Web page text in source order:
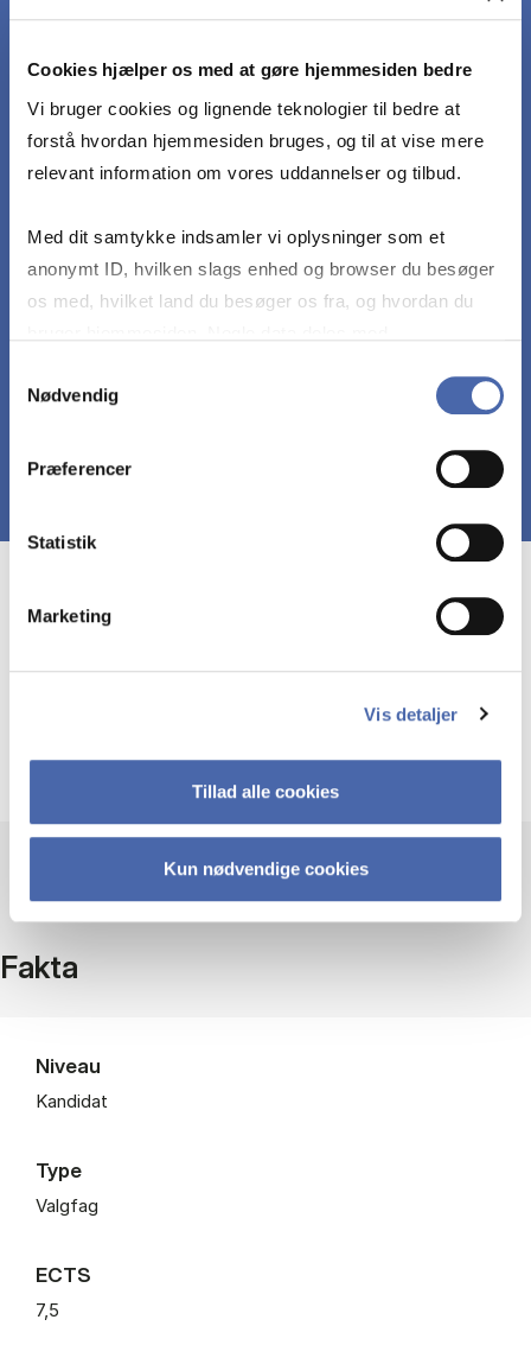
Cookies hjælper os med at gøre hjemmesiden bedre
Vi bruger cookies og lignende teknologier til bedre at
forstå hvordan hjemmesiden bruges, og til at vise mere
relevant information om vores uddannelser og tilbud.
Med dit samtykke indsamler vi oplysninger som et
anonymt ID, hvilken slags enhed og browser du besøger
os med, hvilket land du besøger os fra, og hvordan du
markedsføring. Du bestemmer selv - og kan altid trække
Nødvendig
Præferencer
Statistik
Marketing
Vis detaljer
Tillad alle cookies
Kun nødvendige cookies
identificere juridiske problemstillinger i konkrete
af problemstillingen samt foreslå foranstaltninger
til at imødekomme retsstridigheder eller på anden
måde forbedre konkrete parters retsstilling, idet
der udvises forståelse af erhvervslivets behov i
Kvalitet af analysen i forbindelse med eksamen
Fakta
Niveau
Kandidat
Type
Valgfag
ECTS
7,5